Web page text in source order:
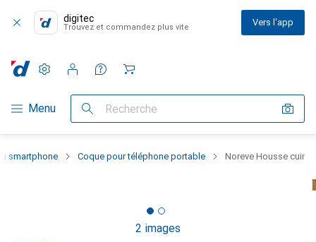
digitec
Trouvez et commandez plus vite Vers l'app
Navigation par catégorie
Menu Recherche
Paramètres
Compte client
Listes de comparaison
Listes d'envies
Panier
smartphone Coque pour téléphone portable Noreve Housse cuir
2 images